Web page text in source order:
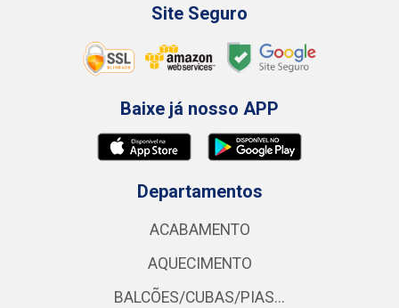
Site Seguro
Baixe já nosso APP
Departamentos
ACABAMENTO
AQUECIMENTO
BALCÕES/CUBAS/PIAS...